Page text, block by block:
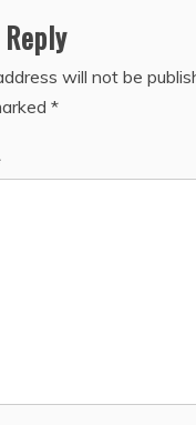
will not be
*